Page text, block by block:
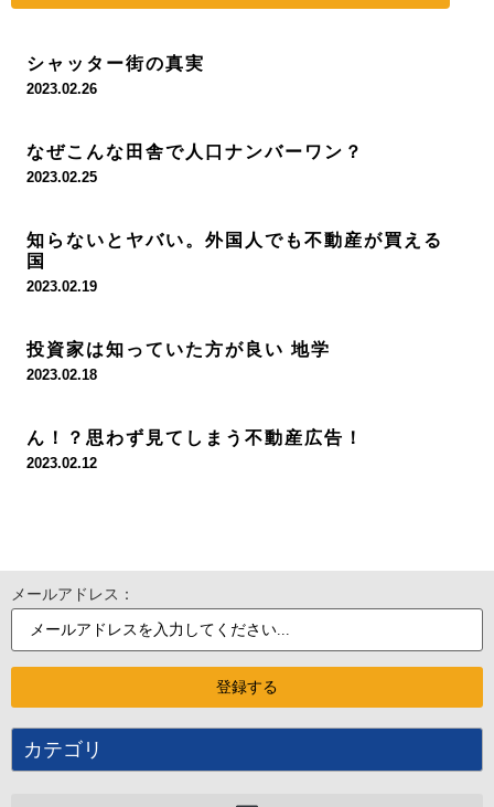
シャッター街の真実
2023.02.26
なぜこんな田舎で人口ナンバーワン？
2023.02.25
知らないとヤバい。外国人でも不動産が買える
国
2023.02.19
投資家は知っていた方が良い 地学
2023.02.18
ん！？思わず見てしまう不動産広告！
2023.02.12
メールアドレス：
カテゴリ